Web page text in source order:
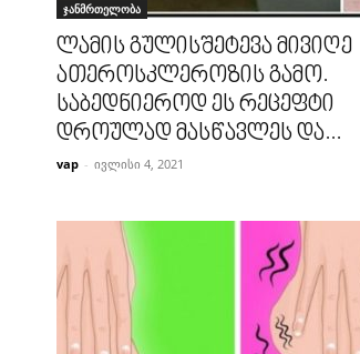
ჯანმრთელობა
ლამის გულისშეტევა მივიღე
ათეროსკლეროზის გამო.
საბედნიეროდ ეს რეცეფტი
დროულად მასწავლეს და...
vap - ივლისი 4, 2021